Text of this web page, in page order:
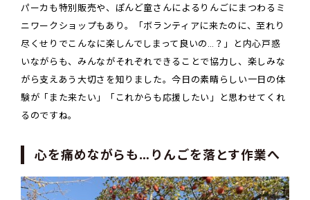
パーカも特別販売や、ぽんど童さんによるりんごにまつわるミ
ニワークショップもあり。「ボランティアに来たのに、至れり
尽くせりでこんなに楽しんでしまって良いの…？」と内心戸惑
いながらも、みんながそれぞれできることで協力し、楽しみな
がら支えあう大切さを知りました。今日の素晴らしい一日の体
験が「また来たい」「これからも応援したい」と思わせてくれ
るのですね。
心を痛めながらも…りんごを落とす作業へ